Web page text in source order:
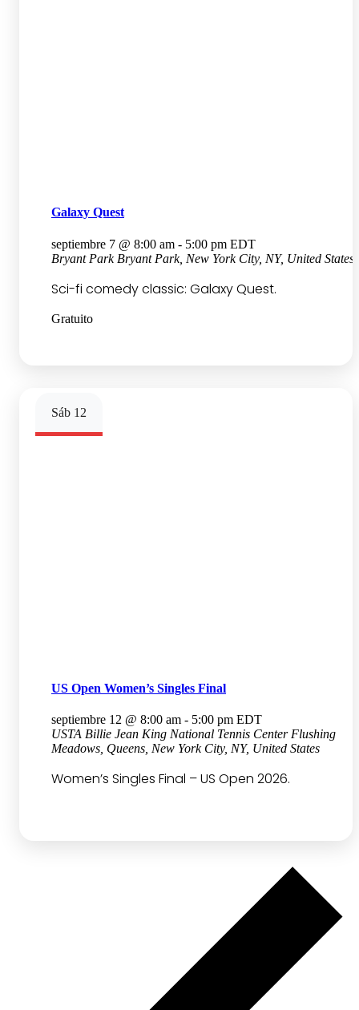
Galaxy Quest
septiembre 7 @ 8:00 am - 5:00 pm EDT
Bryant Park Bryant Park, New York City, NY, United States
Sci-fi comedy classic: Galaxy Quest.
Gratuito
Sáb 12
US Open Women’s Singles Final
septiembre 12 @ 8:00 am - 5:00 pm EDT
USTA Billie Jean King National Tennis Center Flushing
Meadows, Queens, New York City, NY, United States
Women’s Singles Final – US Open 2026.